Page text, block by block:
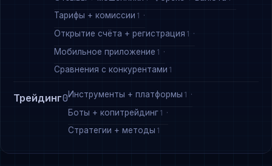
Тарифы + комиссии 1
Открытие счёта + регистрация 1
Мобильное приложение 1
Сравнения с конкурентами 1
Трейдинг0Инструменты + платформы 1
Боты + копитрейдинг 1
Стратегии + методы 1